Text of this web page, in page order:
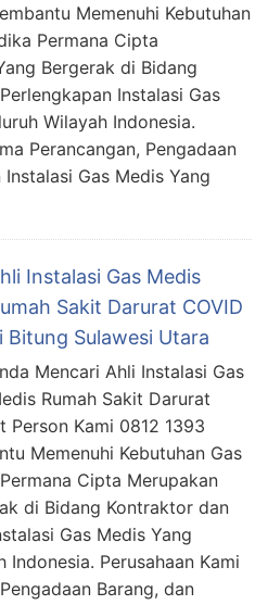
Memenuhi Kebutuhan
Permana Cipta
Bergerak di Bidang
Instalasi Gas
Wilayah Indonesia.
Perancangan, Pengadaan
Gas Medis Yang
Instalasi Gas Medis
Sakit Darurat COVID
Bitung Sulawesi Utara
Mencari Ahli Instalasi Gas
Rumah Sakit Darurat
Person Kami 0812 1393
Memenuhi Kebutuhan Gas
Cipta Merupakan
di Bidang Kontraktor dan
Gas Medis Yang
Indonesia. Perusahaan Kami
Barang, dan